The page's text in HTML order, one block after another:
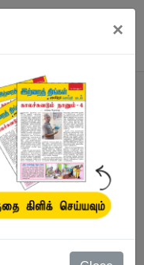
×
/ ஆடம் ஸ்மித்
வரை